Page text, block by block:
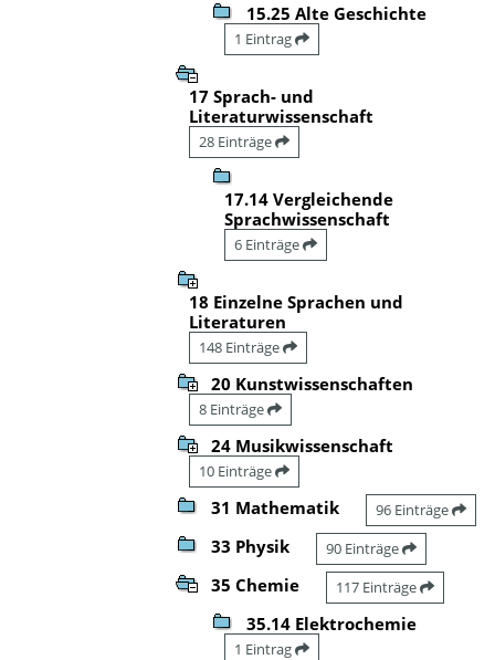
15.25 Alte Geschichte
1 Eintrag
17 Sprach- und
Literaturwissenschaft
28 Einträge
17.14 Vergleichende
Sprachwissenschaft
6 Einträge
18 Einzelne Sprachen und
Literaturen
148 Einträge
20 Kunstwissenschaften
8 Einträge
24 Musikwissenschaft
10 Einträge
31 Mathematik 96 Einträge
33 Physik 90 Einträge
35 Chemie 117 Einträge
35.14 Elektrochemie
1 Eintrag